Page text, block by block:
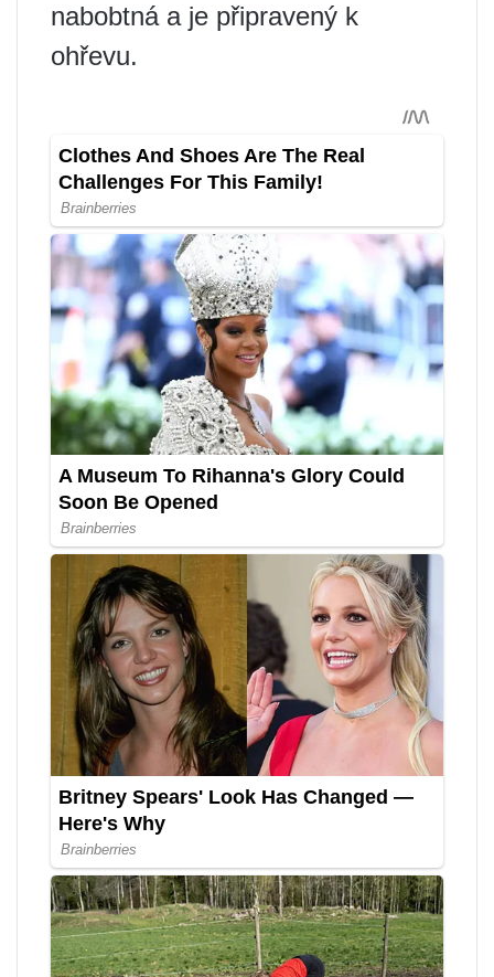
nabobtná a je připravený k
ohřevu.